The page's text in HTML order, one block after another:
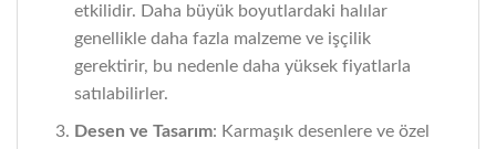
etkilidir. Daha büyük boyutlardaki halılar
genellikle daha fazla malzeme ve işçilik
gerektirir, bu nedenle daha yüksek fiyatlarla
satılabilirler.
Desen ve Tasarım: Karmaşık desenlere ve özel